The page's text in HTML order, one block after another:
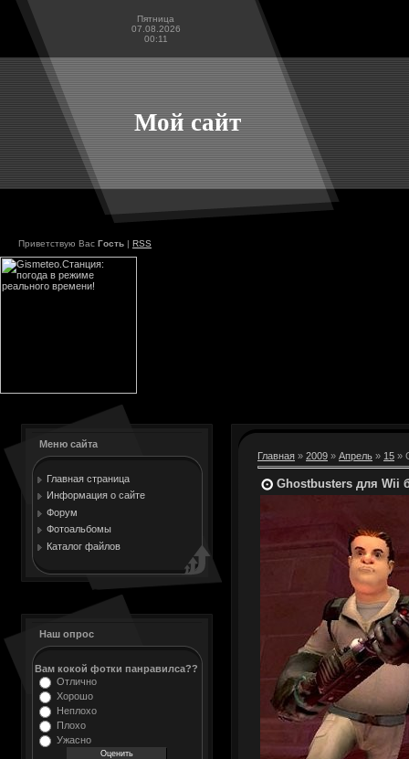
Пятница
07.08.2026
00:11
Мой сайт
Приветствую Вас Гость | RSS
Меню сайта
Главная страница
Информация о сайте
Форум
Фотоальбомы
Каталог файлов
Наш опрос
Вам кокой фотки панравилса??
Отлично
Хорошо
Неплохо
Плохо
Ужасно
Главная » 2009 » Апрель » 15 »
Ghostbusters для Wii